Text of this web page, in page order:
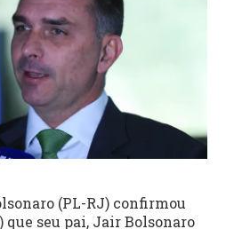
(PL-RJ) confirmou
seu pai, Jair Bolsonaro